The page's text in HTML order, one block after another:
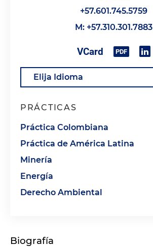
+57.601.745.5759
M: +57.310.301.7883
PRÁCTICAS
Práctica Colombiana
Práctica de América Latina
Minería
Energía
Derecho Ambiental
Biografía